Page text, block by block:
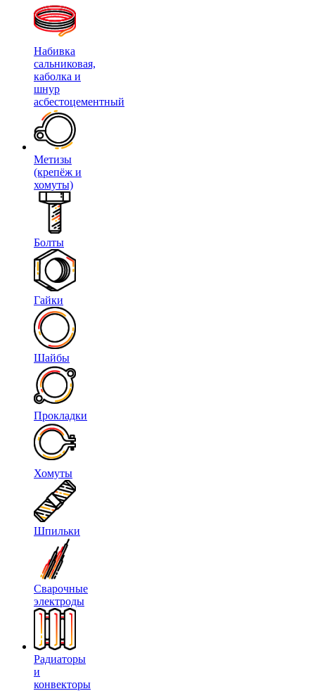
Набивка
сальниковая,
каболка и
шнур
асбестоцементный
Метизы
(крепёж и
хомуты)
Болты
Гайки
Шайбы
Прокладки
Хомуты
Шпильки
Сварочные
электроды
Радиаторы
и
конвекторы